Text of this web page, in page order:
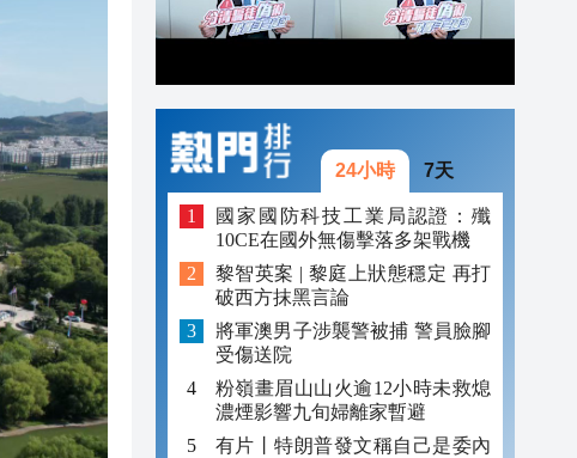
20:34
20:31
24小時 7天
國家國防科技工業局認證：殲
10CE在國外無傷擊落多架戰機
黎智英案 | 黎庭上狀態穩定 再打
破西方抹黑言論
將軍澳男子涉襲警被捕 警員臉腳
受傷送院
粉嶺畫眉山山火逾12小時未救熄
濃煙影響九旬婦離家暫避
有片丨特朗普發文稱自己是委內